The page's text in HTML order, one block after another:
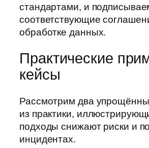
стандартами, и
соответствующие
обработке данных.
Практические
кейсы
Рассмотрим два
из практики,
подходы снижают риски и
инцидентах.